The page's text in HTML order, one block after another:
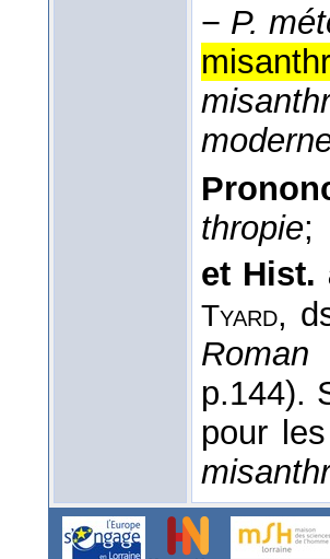
− P.
thropie;
et Hist.
Tyard,
Roman
p.144).
pour